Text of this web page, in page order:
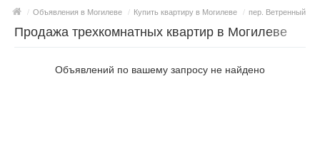
/ Объявления в Могилеве / Купить квартиру в Могилеве / пер. Ветренный
Продажа трехкомнатных квартир в Могилеве
Объявлений по вашему запросу не найдено